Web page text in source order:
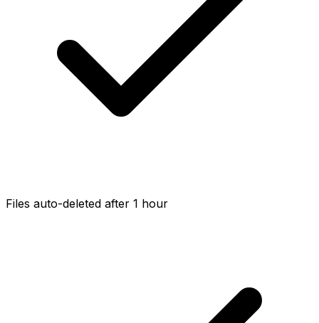
Files auto-deleted after 1 hour